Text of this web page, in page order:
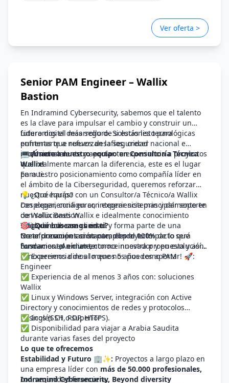
Ver oferta >
Senior PAM Engineer – Wallix
Bastion
En Indramind Cybersecurity, sabemos que el talento
es la clave para impulsar el cambio y construir un
futuro digital más seguro. Si estás listo para
enfrentarte a nuevos desafíos, crecer
profesionalmente y aportar tu experiencia a proyectos
que realmente marcan la diferencia, este es el lugar
para ti.
Lideramos el desarrollo de soluciones tecnológicas
punteras que refuerzan la seguridad nacional e
internacional.
💻 ¡Únete a nuestro equipo en Consultoría Técnica
Wallix!
En nuestro posicionamiento como compañía líder en
el ámbito de la Ciberseguridad, queremos reforzar
nuestro equipo con un Consultor/a Técnico/a Wallix
con experiencia en con experiencia principalmente en
con soluciones Wallix e idealmente conocimiento
sólido en ciberseguridad y forma parte de una
transformación constante, donde tu impacto será
fundamental en un entorno innovador y en evolución.
💡 ¿Qué harás?
Desplegar, configurar, integrar sistemas y dar soporte
de Wallix Bastion.
Trato directo con cliente
Crear documentación para el proyecto
Formaciones a cliente
🎯¿Qué buscamos en ti?
No te preocupes si no cumples el 100% de lo que
buscamos. ¡Anímate, conoce nuestra propuesta y así
conoceremos dinos lo que nos puedes aportar! 🚀:
✅ Experiencia de al menos 5 años como PAM
Engineer
✅ Experiencia de al menos 3 años con: soluciones
Wallix
✅ Linux y Windows Server, integración con Active
Directory y conocimientos de redes y protocolos
básicos (SSH, RDP, HTTPS).
✅ Inglés C1 o superior
✅ Disponibilidad para viajar a Arabia Saudita
durante varias fases del proyecto
Lo que te ofrecemos
Estabilidad y Futuro 🏢✨: Proyectos a largo plazo en
una empresa líder con más de 50.000 profesionales,
con seguridad financiera.
Indramind Cybersecurity, Beyond diversity